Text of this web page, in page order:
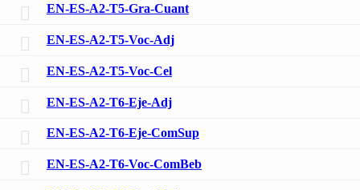
EN-ES-A2-T5-Gra-Cuant
EN-ES-A2-T5-Voc-Adj
EN-ES-A2-T5-Voc-Cel
EN-ES-A2-T6-Eje-Adj
EN-ES-A2-T6-Eje-ComSup
EN-ES-A2-T6-Voc-ComBeb